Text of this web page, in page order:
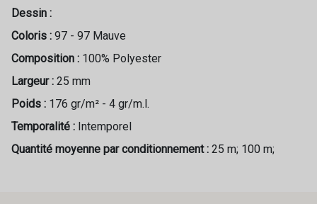
Dessin :
Coloris : 97 - 97 Mauve
Composition : 100% Polyester
Largeur : 25 mm
Poids : 176 gr/m² - 4 gr/m.l.
Temporalité : Intemporel
Quantité moyenne par conditionnement : 25 m; 100 m;